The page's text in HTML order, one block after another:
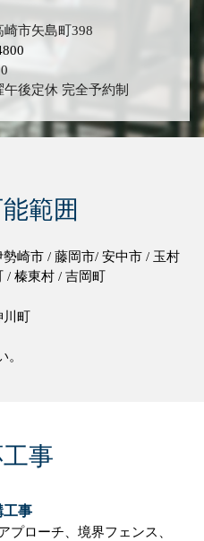
崎市矢島町398
後定休 完全予約制
範囲
崎市 / 藤岡市/ 安中市 / 玉村
/ 榛東村 / 吉岡町
川町
。
事
工事
プローチ、 境界フェンス、